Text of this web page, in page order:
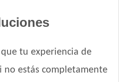
Maxi
tu experiencia de
no estás completamente